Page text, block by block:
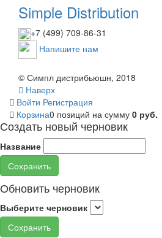
Simple Distribution
+7 (499) 709-86-31
Напишите нам
© Симпл дистрибьюшн, 2018
Наверх
Войти Регистрация
Корзина0 позиций на сумму 0 руб.
Создать новый черновик
Название
Сохранить
Обновить черновик
Выберите черновик
Сохранить